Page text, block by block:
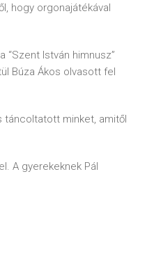
hogy orgonajátékával
István himnusz”
Búza Ákos olvasott fel
táncoltatott minket, amitől
A gyerekeknek Pál